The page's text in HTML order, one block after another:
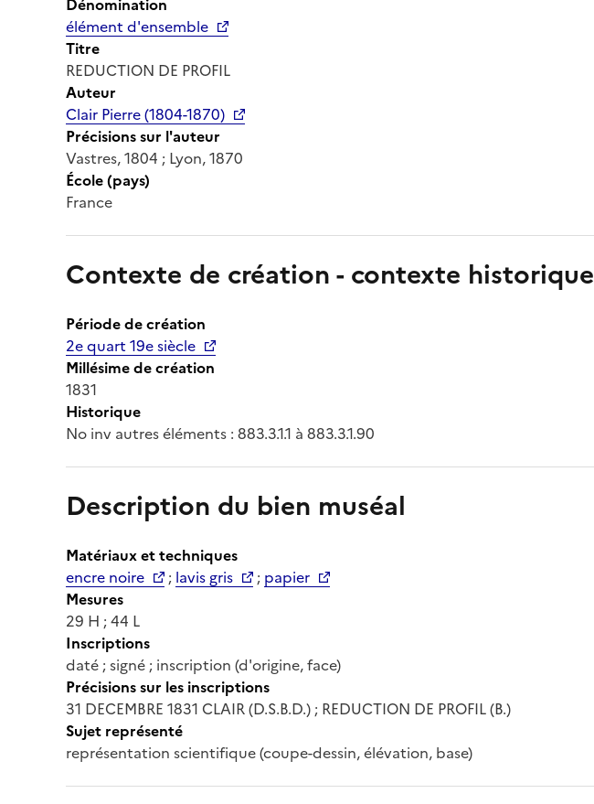
élément d'ensemble
Titre
REDUCTION DE PROFIL
Auteur
Clair Pierre (1804-1870)
Précisions sur l'auteur
Vastres, 1804 ; Lyon, 1870
École (pays)
France
Contexte de création - contexte historique
Période de création
2e quart 19e siècle
Millésime de création
1831
Historique
No inv autres éléments : 883.3.1.1 à 883.3.1.90
Description du bien muséal
Matériaux et techniques
encre noire
; lavis gris ; papier
Mesures
29 H ; 44 L
Inscriptions
daté ; signé ; inscription (d'origine, face)
Précisions sur les inscriptions
31 DECEMBRE 1831 CLAIR (D.S.B.D.) ; REDUCTION DE PROFIL (B.)
Sujet représenté
représentation scientifique (coupe-dessin, élévation, base)